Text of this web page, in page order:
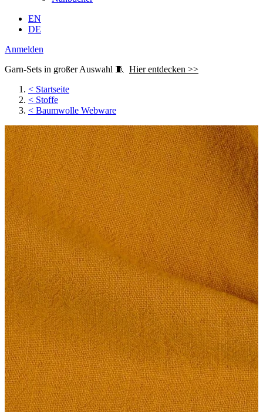
EN
DE
Anmelden
Garn-Sets in großer Auswahl 🧵 Hier entdecken >>
< Startseite
< Stoffe
< Baumwolle Webware